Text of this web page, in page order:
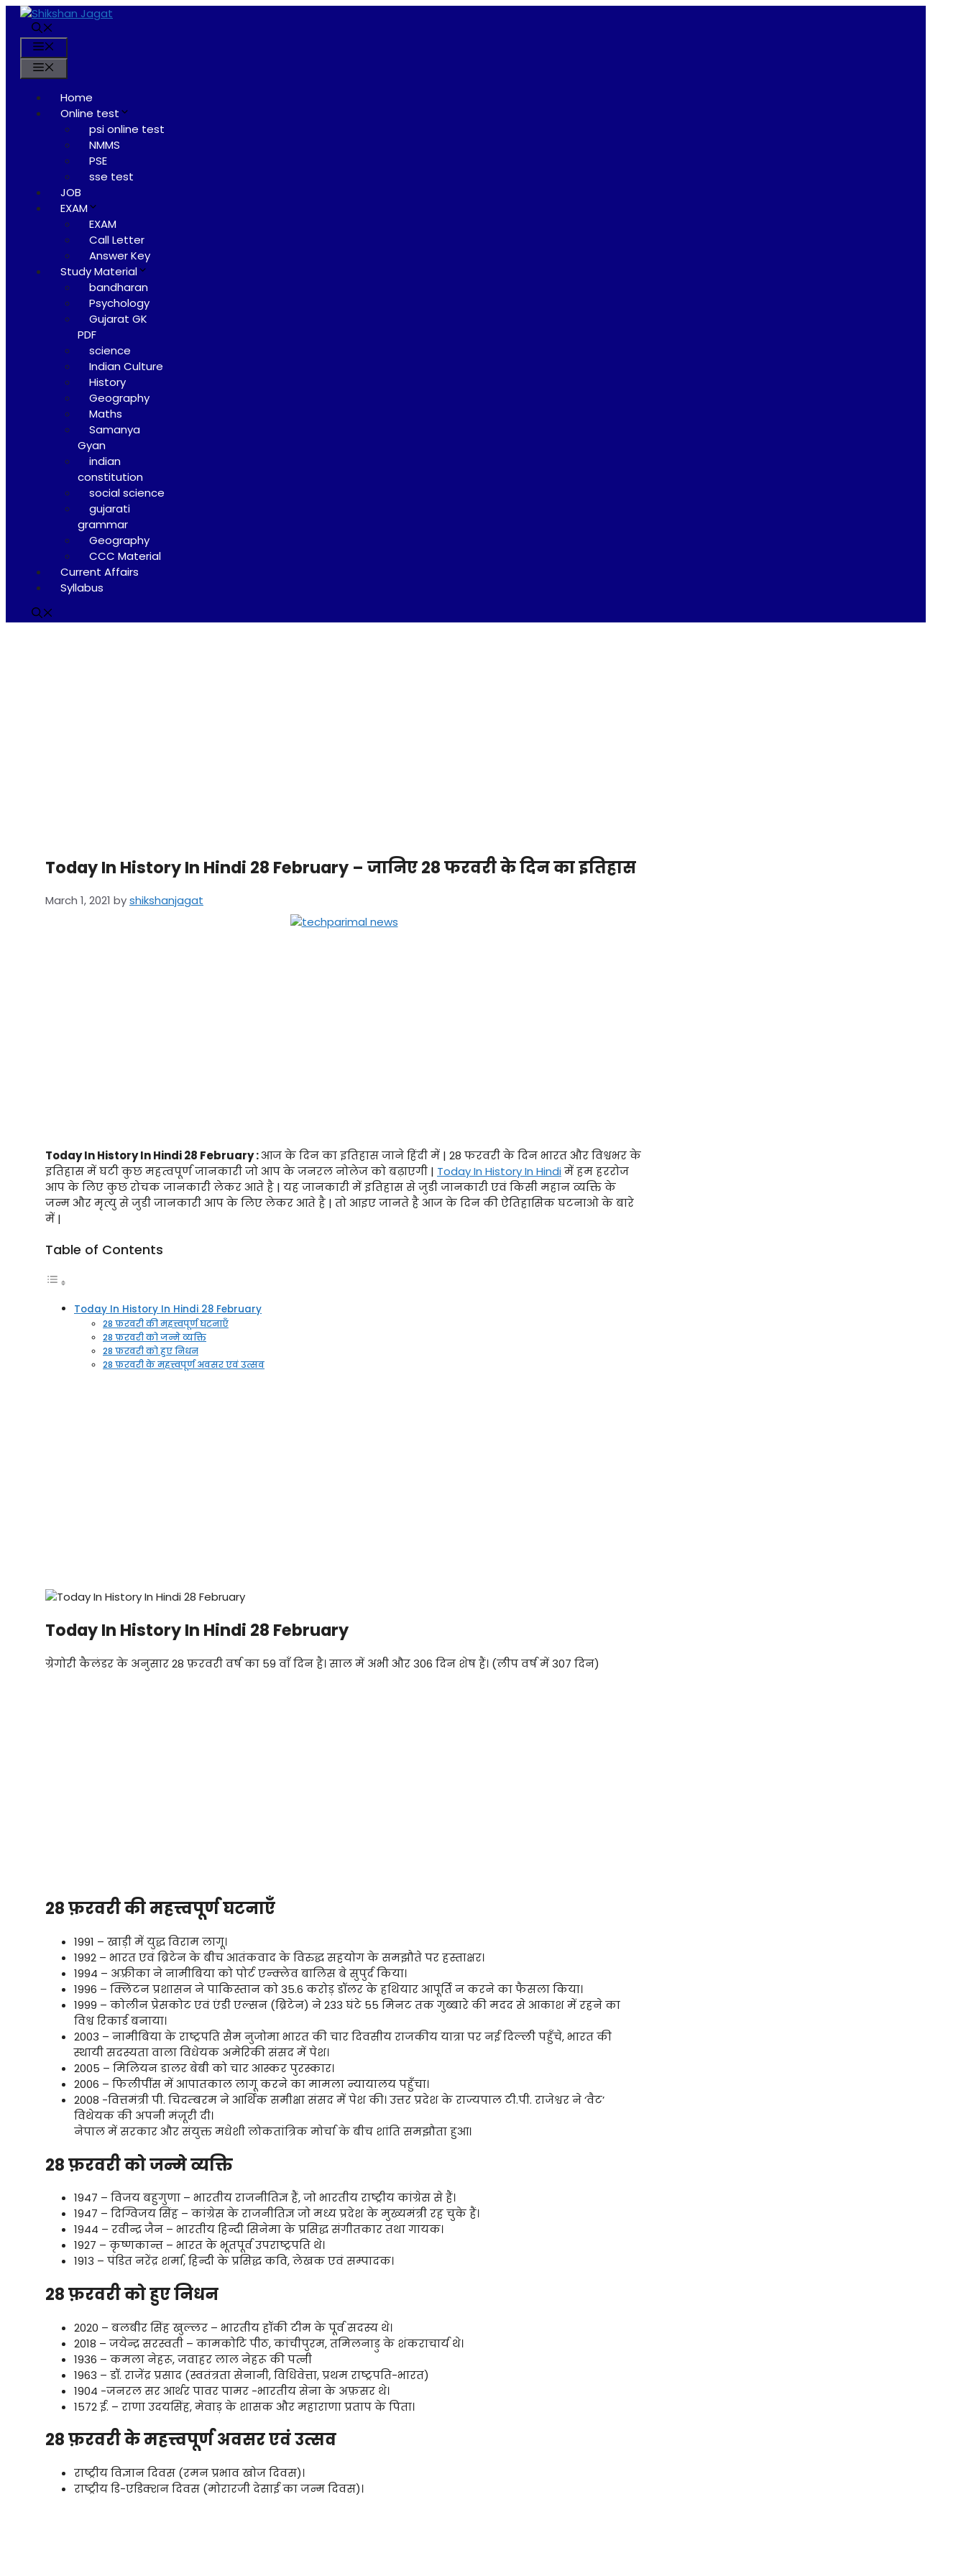
Skip
content
Home
Online test
psi online test
NMMS
PSE
sse test
JOB
EXAM
EXAM
Call Letter
Answer Key
Study Material
bandharan
Psychology
Gujarat GK
PDF
science
Indian Culture
History
Geography
Maths
Samanya
Gyan
indian
constitution
social science
gujarati
grammar
Geography
CCC Material
Current Affairs
Syllabus
Today In History In Hindi 28 February – जानिए 28 फरवरी के दिन का इतिहास
March 1, 2021 byshikshanjagat
Today In History In Hindi 28 February :आज के दिन का इतिहास जाने हिंदी में | 28 फरवरी के दिन भारत और विश्वभर के
इतिहास में घटी कुछ महत्वपूर्ण जानकारी जो आप के जनरल नोलेज को बढ़ाएगी | Today In History In Hindiमें हम हररोज
आप के लिए कुछ रोचक जानकारी लेकर आते है | यह जानकारी में इतिहास से जुडी जानकारी एवं किसी महान व्यक्ति के
जन्म और मृत्यु से जुडी जानकारी आप के लिए लेकर आते है | तो आइए जानते है आज के दिन की ऐतिहासिक घटनाओ के बारे
में |
Table of Contents
Today In History In Hindi 28 February
28 फ़रवरी की महत्त्वपूर्ण घटनाएँ
28 फ़रवरी को जन्मे व्यक्ति
28 फ़रवरी को हुए निधन
28 फ़रवरी के महत्त्वपूर्ण अवसर एवं उत्सव
Today In History In Hindi 28 February
ग्रेगोरी कैलंडर के अनुसार 28 फ़रवरी वर्ष का 59 वाँ दिन है। साल में अभी और 306 दिन शेष हैं। (लीप वर्ष में 307 दिन)
28 फ़रवरी की महत्त्वपूर्ण घटनाएँ
1991 – खाड़ी में युद्ध विराम लागू।
1992 – भारत एवं ब्रिटेन के बीच आतंकवाद के विरुद्ध सहयोग के समझौते पर हस्ताक्षर।
1994 – अफ़्रीका ने नामीबिया को पोर्ट एन्क्लेव बालिस बे सुपुर्द किया।
1996 – क्लिंटन प्रशासन ने पाकिस्तान को 35.6 करोड़ डॉलर के हथियार आपूर्ति न करने का फैसला किया।
1999 – कोलीन प्रेसकोट एवं एंडी एल्सन (ब्रिटेन) ने 233 घंटे 55 मिनट तक गुब्बारे की मदद से आकाश में रहने का
विश्व रिकार्ड बनाया।
2003 – नामीबिया के राष्ट्रपति सैम नुजोमा भारत की चार दिवसीय राजकीय यात्रा पर नई दिल्ली पहुँचे, भारत की
स्थायी सदस्यता वाला विधेयक अमेरिकी संसद में पेश।
2005 – मिलियन डालर बेबी को चार आस्कर पुरस्कार।
2006 – फिलीपींस में आपातकाल लागू करने का मामला न्यायालय पहुँचा।
2008 -वित्तमंत्री पी. चिदम्बरम ने आर्थिक समीक्षा संसद में पेश की। उत्तर प्रदेश के राज्यपाल टी.पी. राजेश्वर ने ‘वैट’
विथेयक की अपनी मंज़ूरी दी।
नेपाल में सरकार और संयुक्त मधेशी लोकतांत्रिक मोर्चा के बीच शांति समझौता हुआ।
28 फ़रवरी को जन्मे व्यक्ति
1947 – विजय बहुगुणा – भारतीय राजनीतिज्ञ हैं, जो भारतीय राष्ट्रीय कांग्रेस से हैं।
1947 – दिग्विजय सिंह – कांग्रेस के राजनीतिज्ञ जो मध्य प्रदेश के मुख्यमंत्री रह चुके हैं।
1944 – रवीन्द्र जैन – भारतीय हिन्दी सिनेमा के प्रसिद्ध संगीतकार तथा गायक।
1927 – कृष्णकान्त – भारत के भूतपूर्व उपराष्ट्रपति थे।
1913 – पंडित नरेंद्र शर्मा, हिन्दी के प्रसिद्ध कवि, लेखक एवं सम्पादक।
28 फ़रवरी को हुए निधन
2020 – बलबीर सिंह खुल्लर – भारतीय हॉकी टीम के पूर्व सदस्य थे।
2018 – जयेन्द्र सरस्वती – कामकोटि पीठ, कांचीपुरम, तमिलनाडु के शंकराचार्य थे।
1936 – कमला नेहरू, जवाहर लाल नेहरू की पत्नी
1963 – डॉ. राजेंद्र प्रसाद (स्वतंत्रता सेनानी, विधिवेत्ता, प्रथम राष्ट्रपति-भारत)
1904 -जनरल सर आर्थर पावर पामर -भारतीय सेना के अफ़सर थे।
1572 ई. – राणा उदयसिंह, मेवाड़ के शासक और महाराणा प्रताप के पिता।
28 फ़रवरी के महत्त्वपूर्ण अवसर एवं उत्सव
राष्ट्रीय विज्ञान दिवस (रमन प्रभाव खोज दिवस)।
राष्ट्रीय डि-एडिक्शन दिवस (मोरारजी देसाई का जन्म दिवस)।